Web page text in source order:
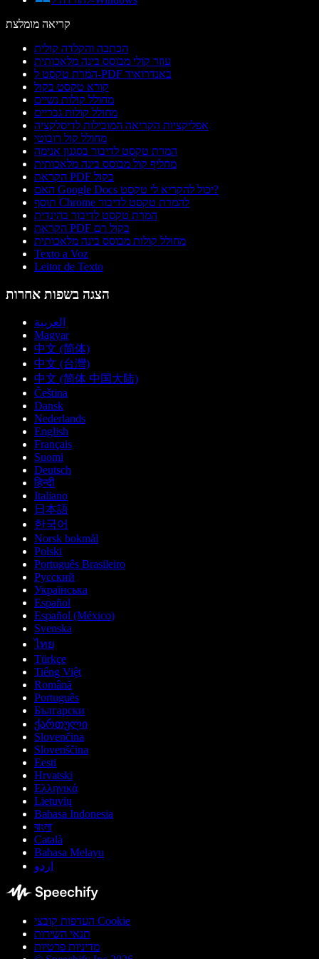
קריאה מומלצת
הכתבה והקלדה קולית
עוזר קולי מבוסס בינה מלאכותית
המרת טקסט ל-PDF באנדרואיד
קורא טקסט בקול
מחולל קולות נשיים
מחולל קולות גבריים
אפליקציות הקריאה המובילות לדיסלקציה
מחולל קול רובוטי
המרת טקסט לדיבור בסגנון אנימה
מחליף קול מבוסס בינה מלאכותית
הקראת PDF בקול
האם Google Docs יכול להקריא לי טקסט?
תוסף Chrome להמרת טקסט לדיבור
המרת טקסט לדיבור בהינדית
הקראת PDF בקול רם
מחולל קולות מבוסס בינה מלאכותית
Texto a Voz
Leitor de Texto
הצגה בשפות אחרות
العربية
Magyar
中文 (简体)
中文 (台灣)
中文 (简体 中国大陆)
Čeština
Dansk
Nederlands
English
Français
Suomi
Deutsch
हिन्दी
Italiano
日本語
한국어
Norsk bokmål
Polski
Português Brasileiro
Русский
Українська
Español
Español (México)
Svenska
ไทย
Türkçe
Tiếng Việt
Română
Português
Български
ქართული
Slovenčina
Slovenščina
Eesti
Hrvatski
Ελληνικά
Lietuvių
Bahasa Indonesia
বাংলা
Català
Bahasa Melayu
اردو
העדפות קובצי Cookie
תנאי השירות
מדיניות פרטיות